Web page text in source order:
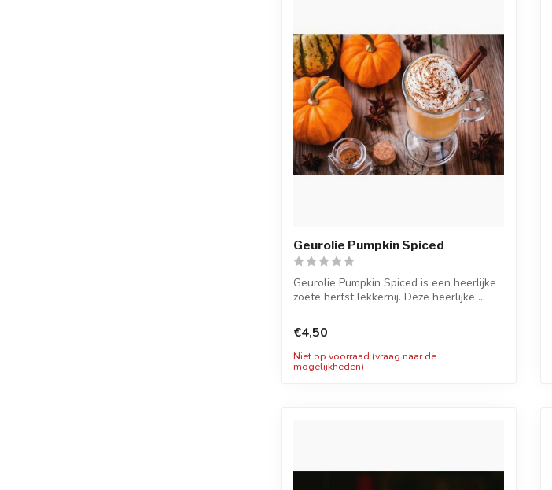
Geurolie Pumpkin Spiced
Geurolie Pumpkin Spiced is een heerlijke
zoete herfst lekkernij. Deze heerlijke ...
€4,50
Niet op voorraad (vraag naar de
mogelijkheden)